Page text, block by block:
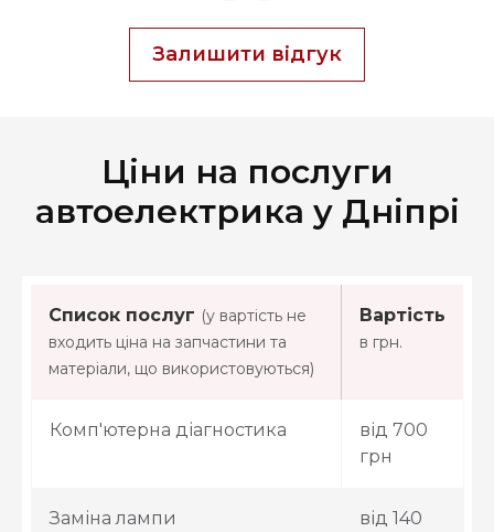
доступні ціни, не очікував!
Залишити відгук
Ціни на послуги
автоелектрика у Дніпрі
Список послуг (у вартість не
входить ціна на запчастини та
матеріали, що використовуються)
Вартість
в грн.
Комп'ютерна діагностика
від 700
грн
Заміна лампи
від 140